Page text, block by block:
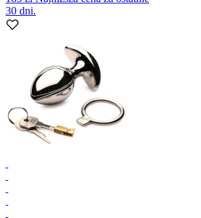
30 dni.